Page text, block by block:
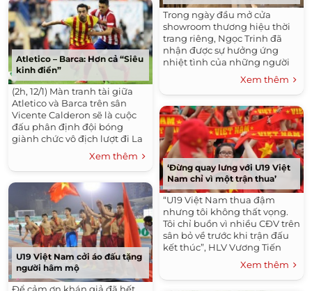
Atletico – Barca: Hơn cả “Siêu
kinh điển”
(2h, 12/1) Màn tranh tài giữa
Atletico và Barca trên sân
Vicente Calderon sẽ là cuộc
đấu phân định đội bóng
giành chức vô địch lượt đi La
Liga 2013/14. Thêm một “El
Clásico” Những mùa giải
trước, La Liga...
Xem thêm
U19 Việt Nam cởi áo đấu tặng
người hâm mộ
Trong ngày đầu mở cửa
showroom thương hiệu thời
trang riêng, Ngọc Trinh đã
nhận được sự hưởng ứng
nhiệt tình của những người
bạn trong showbiz Việt. “Nữ
hoàng nội y” thể hiện rõ thế
mạnh...
Xem thêm
‘Đừng quay lưng với U19 Việt
Nam chỉ vì một trận thua’
“U19 Việt Nam thua đậm
nhưng tôi không thất vọng.
Tôi chỉ buồn vì nhiều CĐV trên
sân bỏ về trước khi trận đấu
kết thúc”, HLV Vương Tiến
Dũng chia sẻ. HLV Vương Tiến
Dũng: Các CĐV đừng thắng...
Xem thêm